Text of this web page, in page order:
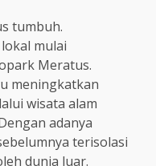
tumbuh.
mulai
Meratus.
meningkatkan
wisata alam
adanya
terisolasi
dunia luar.